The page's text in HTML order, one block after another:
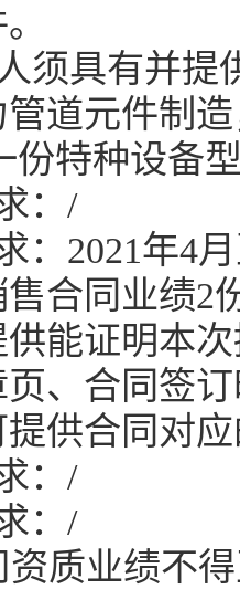
人须具有并
道元件制
份特种设备
：/
：2021年4
合同业绩2
能证明本
页、合同签
供合同对
：/
：/
质业绩不